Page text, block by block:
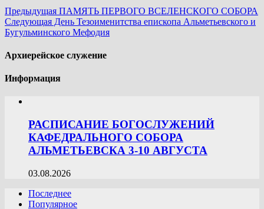
Предыдущая ПАМЯТЬ ПЕРВОГО ВСЕЛЕНСКОГО СОБОРА
Следующая День Тезоименитства епископа Альметьевского и
Бугульминского Мефодия
Архиерейское служение
Информация
РАСПИСАНИЕ БОГОСЛУЖЕНИЙ
КАФЕДРАЛЬНОГО СОБОРА
АЛЬМЕТЬЕВСКА 3-10 АВГУСТА
03.08.2026
Последнее
Популярное